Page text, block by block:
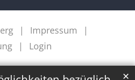
✕
Impressum
Login